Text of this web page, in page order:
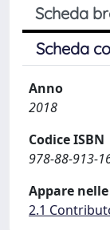
Scheda
Scheda
Anno
2018
Codice ISBN
978-88-913-
Appare
2.1